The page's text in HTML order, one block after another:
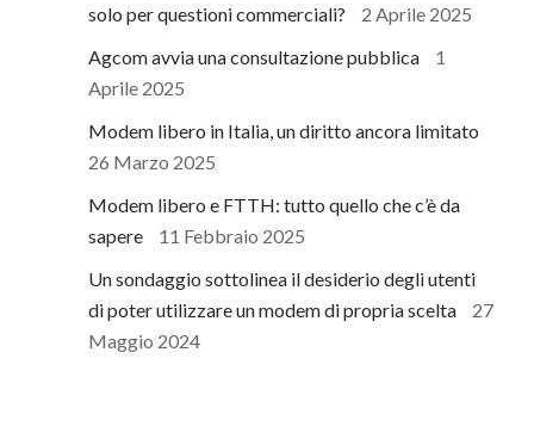
solo per questioni commerciali?
2 Aprile 2025
Agcom avvia una consultazione pubblica
1
Aprile 2025
Modem libero in Italia, un diritto ancora limitato
26 Marzo 2025
Modem libero e FTTH: tutto quello che c’è da
sapere
11 Febbraio 2025
Un sondaggio sottolinea il desiderio degli utenti
di poter utilizzare un modem di propria scelta
27
Maggio 2024